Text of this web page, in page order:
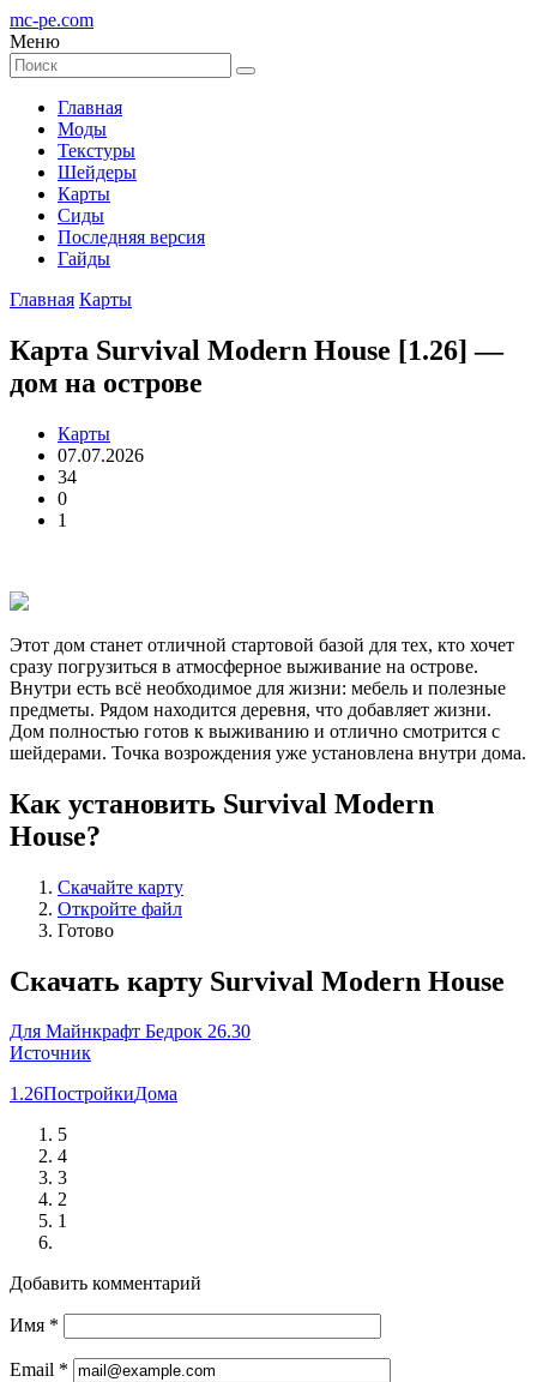
mc-pe.com
Меню
Главная
Моды
Текстуры
Шейдеры
Карты
Сиды
Последняя версия
Гайды
Главная Карты
Карта Survival Modern House [1.26] —
дом на острове
Карты
07.07.2026
34
0
1
Этот дом станет отличной стартовой базой для тех, кто хочет
сразу погрузиться в атмосферное выживание на острове.
Внутри есть всё необходимое для жизни: мебель и полезные
предметы. Рядом находится деревня, что добавляет жизни.
Дом полностью готов к выживанию и отлично смотрится с
шейдерами. Точка возрождения уже установлена внутри дома.
Как установить Survival Modern
House?
Скачайте карту
Откройте файл
Готово
Скачать карту Survival Modern House
Для Майнкрафт Бедрок 26.30
Источник
1.26ПостройкиДома
5
4
3
2
1
Добавить комментарий
Имя *
Email *